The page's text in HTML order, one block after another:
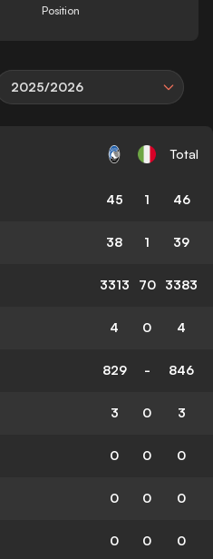
Position
2025/2026
Total
45 1 46
38 1 39
3313 70 3383
4 0 4
829 - 846
3 0 3
0 0 0
0 0 0
0 0 0